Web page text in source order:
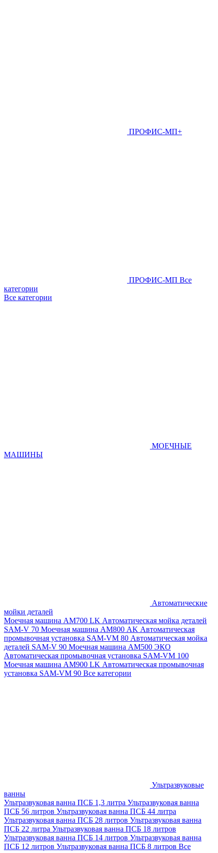
ПРОФИС-МП+
ПРОФИС-МП Все
категории
Все категории
МОЕЧНЫЕ
МАШИНЫ
Автоматические
мойки деталей
Моечная машина AM700 LK Автоматическая мойка деталей
SAM-V 70 Моечная машина АМ800 AK Автоматическая
промывочная установка SAM-VM 80 Автоматическая мойка
деталей SAM-V 90 Моечная машина АМ500 ЭКО
Автоматическая промывочная установка SAM-VM 100
Моечная машина AM900 LK Автоматическая промывочная
установка SAM-VM 90 Все категории
Ультразвуковые
ванны
Ультразвуковая ванна ПСБ 1,3 литра Ультразвуковая ванна
ПСБ 56 литров Ультразвуковая ванна ПСБ 44 литра
Ультразвуковая ванна ПСБ 28 литров Ультразвуковая ванна
ПСБ 22 литра Ультразвуковая ванна ПСБ 18 литров
Ультразвуковая ванна ПСБ 14 литров Ультразвуковая ванна
ПСБ 12 литров Ультразвуковая ванна ПСБ 8 литров Все